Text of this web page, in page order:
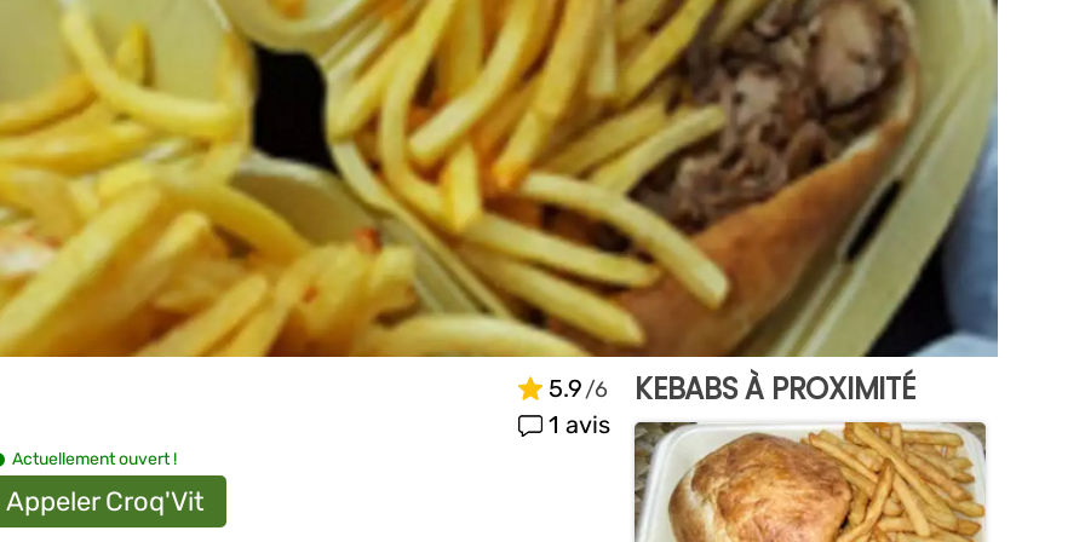
5.9
1 avis
Actuellement ouvert !
Appeler Croq'Vit
KEBABS À PROXIMITÉ